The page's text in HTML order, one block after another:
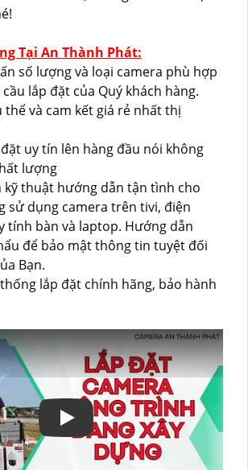
Tại An Thành Phát:
số lượng và loại camera phù hợp
lắp đặt của Quý khách hàng.
thể và cam kết giá rẻ nhất thị
đặt uy tín lên hàng đầu nói không
lượng
kỹ thuật hướng dẫn tận tình cho
sử dụng camera trên tivi, điện
tính bàn và laptop. Hướng dẫn
để bảo mật thông tin tuyệt đối
Bạn.
lắp đặt chính hãng, bảo hành